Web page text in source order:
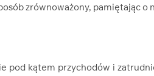
zrównoważony, pamiętając o
pod kątem przychodów i